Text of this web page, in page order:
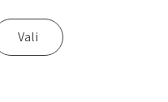
Vali